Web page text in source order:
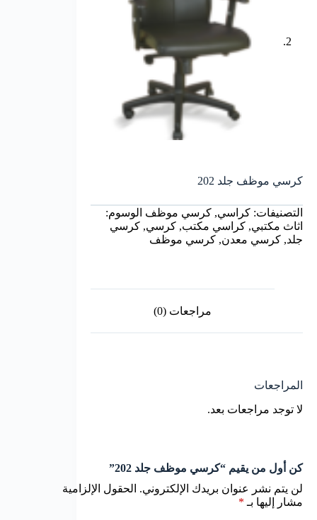
كرسي موظف جلد 202
التصنيفات: كراسي, كرسي موظف الوسوم:
اثاث مكتبي, كراسي مكتب, كرسي, كرسي
جلد, كرسي معدن, كرسي موظف
مراجعات (0)
المراجعات
لا توجد مراجعات بعد.
كن أول من يقيم “كرسي موظف جلد 202”
لن يتم نشر عنوان بريدك الإلكتروني. الحقول الإلزامية
مشار إليها بـ *